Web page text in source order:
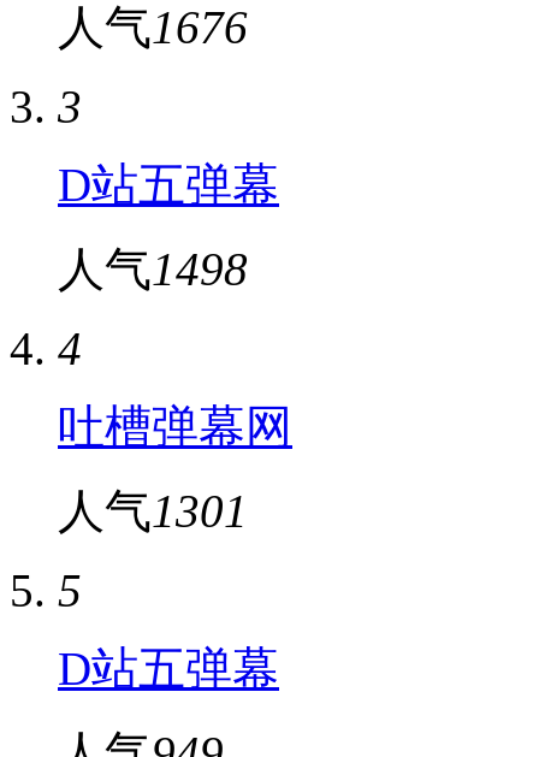
人气1676
3
D站五弹幕
人气1498
4
吐槽弹幕网
人气1301
5
D站五弹幕